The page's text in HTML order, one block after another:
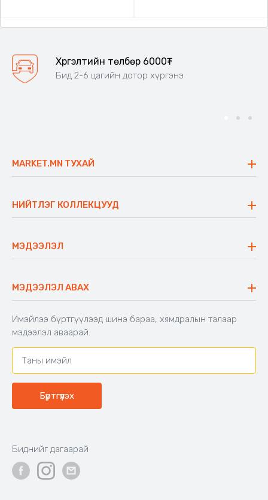
Хүргэлтийн төлбөр 6000₮
Бид 2-6 цагийн дотор хүргэнэ
MARKET.MN ТУХАЙ
Үнэт зүйлс
Ажлын байр
Блог
НИЙТЛЭГ КОЛЛЕКЦУУД
Сүүдрэвч
Аяны ширээ
Аяны түшлэгтэй сандал
МЭДЭЭЛЭЛ
Буцаалтын журам
Захиалга шалгах
Хамтран ажиллах
Холбоо барих
МЭДЭЭЛЭЛ АВАХ
Имэйлээ бүртгүүлээд шинэ бараа, хямдралын талаар
мэдээлэл аваарай.
Бүртгүүлэх
Биднийг дагаарай